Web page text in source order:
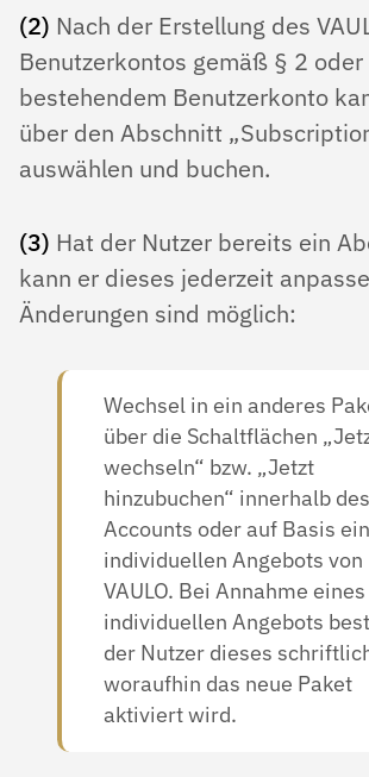
(2) Nach der Erstellung des
Benutzerkontos gemäß § 2
bestehendem Benutzerkonto
über den Abschnitt
auswählen und buchen.
(3) Hat der Nutzer bereits ein
kann er dieses jederzeit
Änderungen sind möglich:
Wechsel in ein anderes
über die Schaltflächen
wechseln“ bzw. „Jetzt
hinzubuchen“ innerhalb des
Accounts oder auf Basis
individuellen Angebots von
VAULO. Bei Annahme eines
individuellen Angebots
der Nutzer dieses
woraufhin das neue Paket
aktiviert wird.